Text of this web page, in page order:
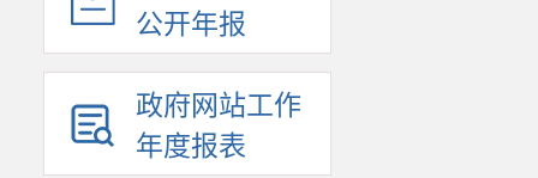
公开年报
政府网站工作
年度报表